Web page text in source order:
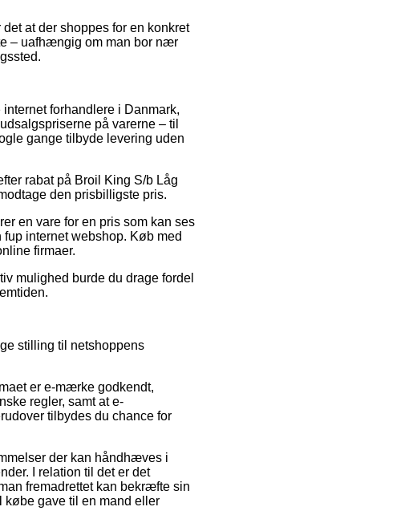
at der shoppes for en konkret
– uafhængig om man bor nær
forhandlere i Danmark,
på varerne – til
gange tilbyde levering uden
rabat på Broil King S/b Låg
den prisbilligste pris.
en vare for en pris som kan ses
internet webshop. Køb med
firmaer.
mulighed burde du drage fordel
stilling til netshoppens
er e-mærke godkendt,
regler, samt at e-
tilbydes du chance for
der kan håndhæves i
I relation til det er det
fremadrettet kan bekræfte sin
købe gave til en mand eller